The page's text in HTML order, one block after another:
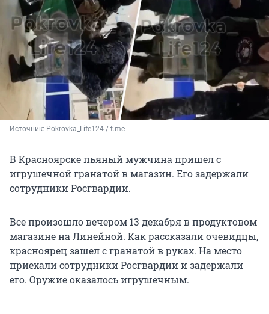
Источник: Pokrovka_Life124 / t.me
В Красноярске пьяный мужчина пришел с
игрушечной гранатой в магазин. Его задержали
сотрудники Росгвардии.
Все произошло вечером 13 декабря в продуктовом
магазине на Линейной. Как рассказали очевидцы,
красноярец зашел с гранатой в руках. На место
приехали сотрудники Росгвардии и задержали
его. Оружие оказалось игрушечным.